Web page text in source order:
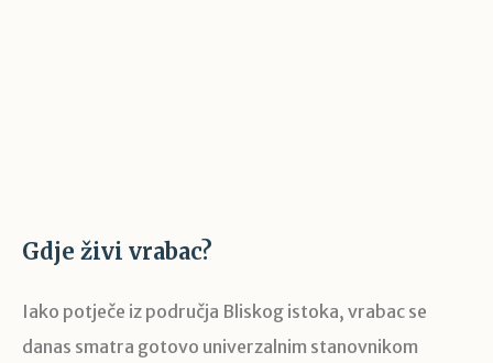
Gdje živi vrabac?
Iako potječe iz područja Bliskog istoka, vrabac se
danas smatra gotovo univerzalnim stanovnikom